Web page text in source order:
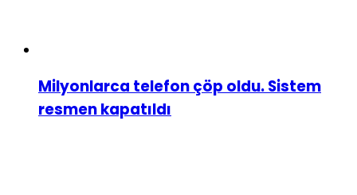
Milyonlarca telefon çöp oldu. Sistem
resmen kapatıldı